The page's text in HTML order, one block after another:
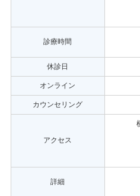
診療時間
休診日
オンライン
カウンセリング
アクセス
詳細